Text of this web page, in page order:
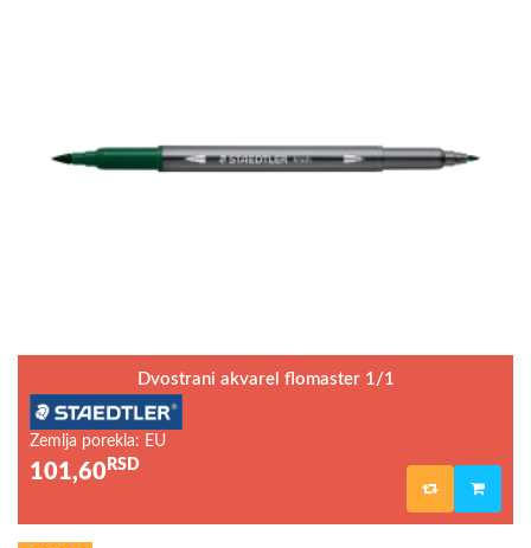
Dvostrani akvarel flomaster 1/1
Zemlja porekla: EU
101,60 RSD